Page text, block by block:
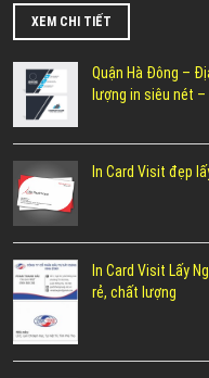
XEM CHI TIẾT
Quận Hà Đông –
lượng in siêu nét
In Card Visit đẹp
In Card Visit Lấy
rẻ, chất lượng